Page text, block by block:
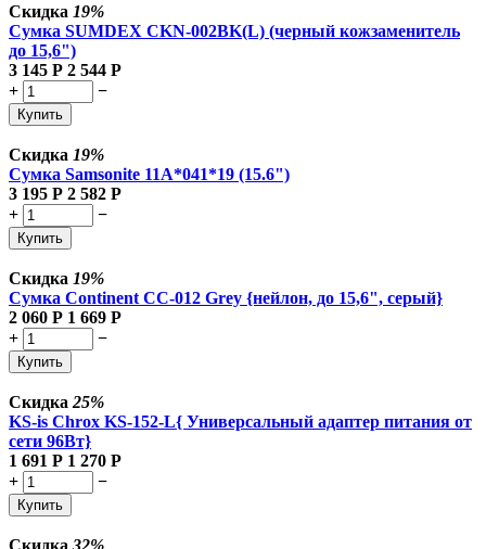
Скидка 19%
Сумка SUMDEX CKN-002BK(L) (черный кожзаменитель
до 15,6")
3 145 Р 2 544 Р
+
−
Купить
Скидка 19%
Сумка Samsonite 11A*041*19 (15.6")
3 195 Р 2 582 Р
+
−
Купить
Скидка 19%
Сумка Continent CC-012 Grey {нейлон, до 15,6", серый}
2 060 Р 1 669 Р
+
−
Купить
Скидка 25%
KS-is Chrox KS-152-L{ Универсальный адаптер питания от
сети 96Вт}
1 691 Р 1 270 Р
+
−
Купить
Скидка 32%